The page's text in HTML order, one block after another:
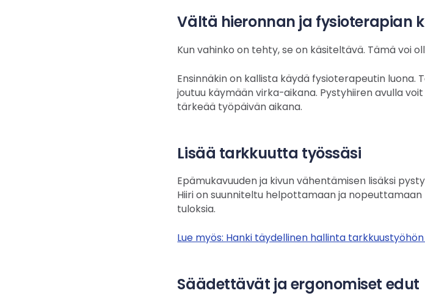
Vältä hieronnan ja fysioterapian
Kun vahinko on tehty, se on käsiteltävä. Tämä voi
Ensinnäkin on kallista käydä fysioterapeutin luona.
joutuu käymään virka-aikana. Pystyhiiren avulla
tärkeää työpäivän aikana.
Lisää tarkkuutta työssäsi
Epämukavuuden ja kivun vähentämisen lisäksi
Hiiri on suunniteltu helpottamaan ja
tuloksia.
Lue myös: Hanki täydellinen hallinta
Säädettävät ja ergonomiset edut